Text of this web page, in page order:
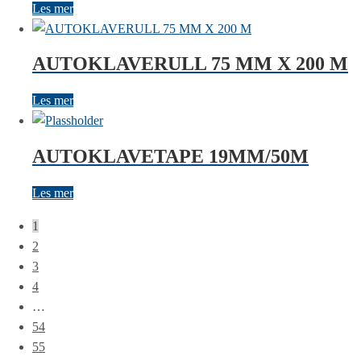
Les mer
AUTOKLAVERULL 75 MM X 200 M
Les mer
AUTOKLAVETAPE 19MM/50M
Les mer
1
2
3
4
…
54
55